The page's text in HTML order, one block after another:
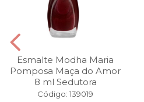
Esmalte Modha Maria
Pomposa Maça do Amor
8 ml Sedutora
Código: 139019